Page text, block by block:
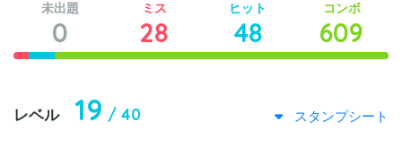
未出題
0
ミス
28
ヒット
48
コンボ
609
レベル 19 / 40 スタンプシート